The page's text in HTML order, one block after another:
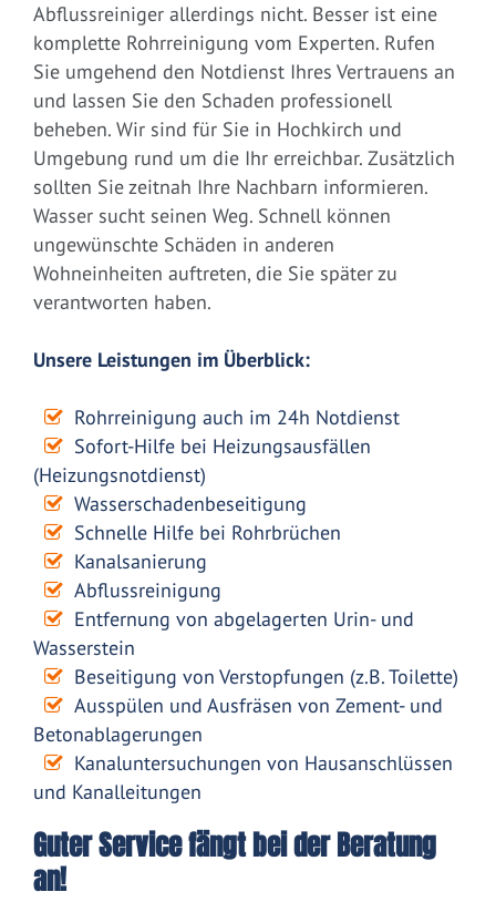
Abflussreiniger allerdings nicht. Besser ist eine
komplette Rohrreinigung vom Experten. Rufen
Sie umgehend den Notdienst Ihres Vertrauens an
und lassen Sie den Schaden professionell
beheben. Wir sind für Sie in Hochkirch und
Umgebung rund um die Ihr erreichbar. Zusätzlich
sollten Sie zeitnah Ihre Nachbarn informieren.
Wasser sucht seinen Weg. Schnell können
ungewünschte Schäden in anderen
Wohneinheiten auftreten, die Sie später zu
verantworten haben.
Unsere Leistungen im Überblick:
Rohrreinigung auch im 24h Notdienst
Sofort-Hilfe bei Heizungsausfällen
(Heizungsnotdienst)
Wasserschadenbeseitigung
Schnelle Hilfe bei Rohrbrüchen
Kanalsanierung
Abflussreinigung
Entfernung von abgelagerten Urin- und
Wasserstein
Beseitigung von Verstopfungen (z.B. Toilette)
Ausspülen und Ausfräsen von Zement- und
Betonablagerungen
Kanaluntersuchungen von Hausanschlüssen
und Kanalleitungen
Guter Service fängt bei der Beratung
an!